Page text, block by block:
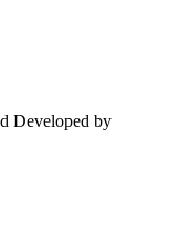
Developed by